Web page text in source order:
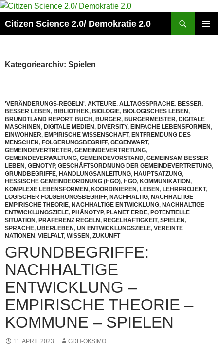
Zum
springen
Citizen Science 2.0/ Demokratie 2.0
Kategoriearchiv: Spielen
'VERÄNDERUNGS-REGELN', AKTEURE, ALLTAGSSPRACHE, BESSER,
BESSER LEBEN, BIBLIOTHEK, BIOLOGIE, BIOLOGISCHES LEBEN,
BRUNDTLAND REPORT, BUCH, BÜRGER, BÜRGERMEISTER, DIGITALE
MASCHINEN, DIGITALE MEDIEN, DIVERSITY, EINFACHE LEBENSFORMEN,
EINWOHNER, EMPIRISCHE WISSENSCHAFT, ENTFREMDUNG DES
MENSCHEN, FOLGERUNGSBEGRIFF, GEGENWART,
GEMEINDEVERTRETER, GEMEINDEVERTRETUNG,
GEMEINDEVERWALTUNG, GEMEINDEVORSTAND, GEMEINSAM BESSER
LEBEN, GENOTYP, GESCHÄFTSORDNUNG DER GEMEINDEVERTRETUNG,
GRUNDBEGRIFFE, HANDLUNGSANLEITUNG, HAUPTSATZUNG,
HESSISCHE GEMEINDEORDNUNG (HGO), HGO, KOMMUNIKATION,
KOMPLEXE LEBENSFORMEN, KOORDINIEREN, LEBEN, LEHRPROJEKT,
LOGISCHER FOLGERUNGSBEGRIFF, NACHHALTIG, NACHHALTIGE
EMPIRISCHE THEORIE, NACHHALTIGE ENTWICKLUNG, NACHHALTIGE
ENTWICKLUNGSZIELE, PHÄNOTYP, PLANET ERDE, POTENTIELLE
SITUATION, PRÄFERENZ REGELN, REGELHAFTIGKEIT, SPIELEN,
SPRACHE, ÜBERLEBEN, UN ENTWICKLUNGSZIELE, VEREINTE
NATIONEN, VIELFALT, WISSEN, ZUKUNFT
GRUNDBEGRIFFE:
NACHHALTIGE
ENTWICKLUNG –
EMPIRISCHE THEORIE –
KOMMUNE – SPIELEN
11. APRIL 2023 GDH-OKSIMO